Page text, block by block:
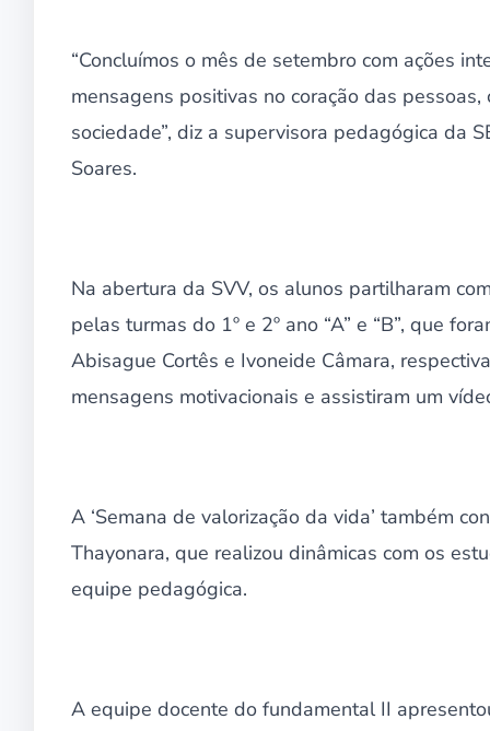
“Concluímos o mês de setembro com ações
mensagens positivas no coração das
sociedade”, diz a supervisora pedagógica da
Soares.
Na abertura da SVV, os alunos partilharam
pelas turmas do 1º e 2º ano “A” e “B”, que
Abisague Cortês e Ivoneide Câmara,
mensagens motivacionais e assistiram um
A ‘Semana de valorização da vida’ também
Thayonara, que realizou dinâmicas com os
equipe pedagógica.
A equipe docente do fundamental II